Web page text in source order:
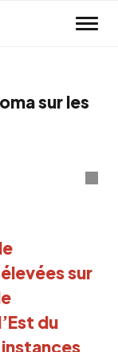
sur les
sur
du